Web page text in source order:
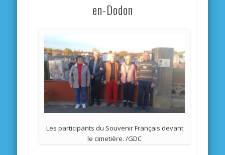
en-Dodon
Les participants du Souvenir Français devant
le cimetière. /GDC